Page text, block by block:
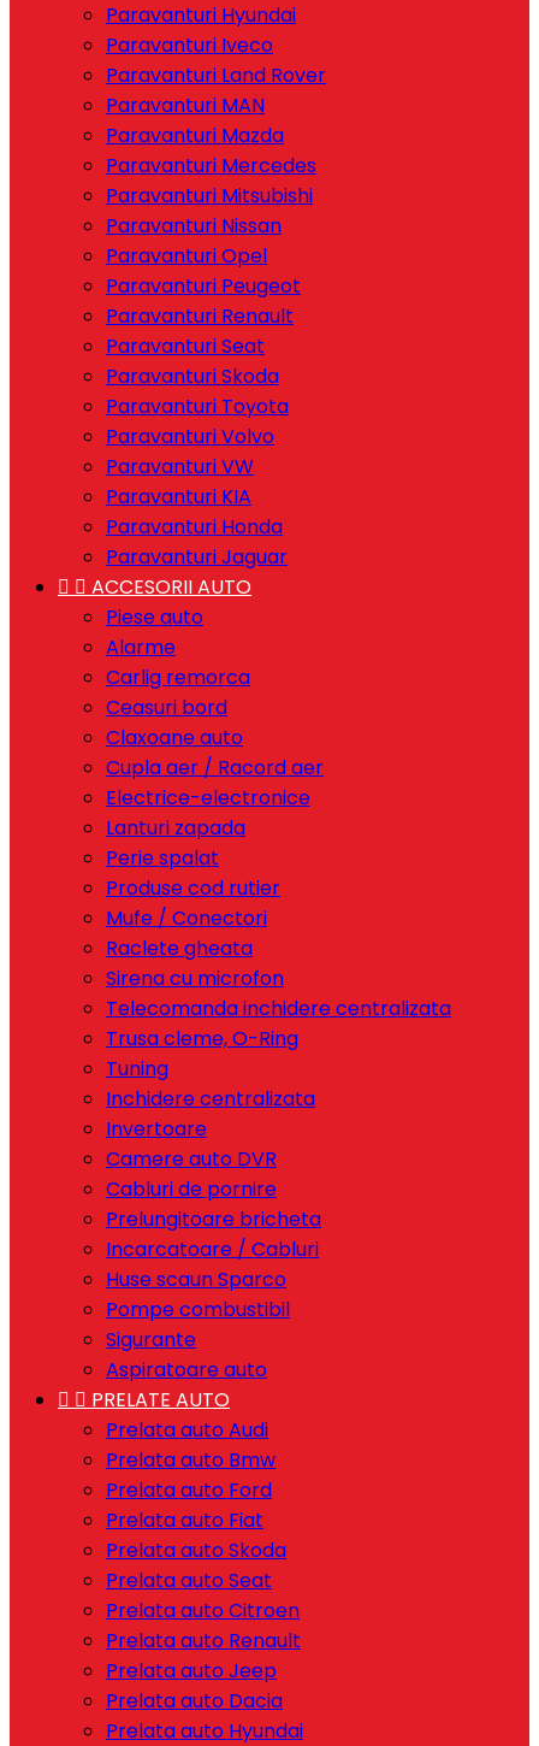
Paravanturi Hyundai
Paravanturi Iveco
Paravanturi Land Rover
Paravanturi MAN
Paravanturi Mazda
Paravanturi Mercedes
Paravanturi Mitsubishi
Paravanturi Nissan
Paravanturi Opel
Paravanturi Peugeot
Paravanturi Renault
Paravanturi Seat
Paravanturi Skoda
Paravanturi Toyota
Paravanturi Volvo
Paravanturi VW
Paravanturi KIA
Paravanturi Honda
Paravanturi Jaguar
  ACCESORII AUTO
Piese auto
Alarme
Carlig remorca
Ceasuri bord
Claxoane auto
Cupla aer / Racord aer
Electrice-electronice
Lanturi zapada
Perie spalat
Produse cod rutier
Mufe / Conectori
Raclete gheata
Sirena cu microfon
Telecomanda inchidere centralizata
Trusa cleme, O-Ring
Tuning
Inchidere centralizata
Invertoare
Camere auto DVR
Cabluri de pornire
Prelungitoare bricheta
Incarcatoare / Cabluri
Huse scaun Sparco
Pompe combustibil
Sigurante
Aspiratoare auto
  PRELATE AUTO
Prelata auto Audi
Prelata auto Bmw
Prelata auto Ford
Prelata auto Fiat
Prelata auto Skoda
Prelata auto Seat
Prelata auto Citroen
Prelata auto Renault
Prelata auto Jeep
Prelata auto Dacia
Prelata auto Hyundai